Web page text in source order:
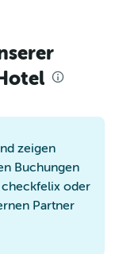
zeigen
Buchungen
oder
Partner